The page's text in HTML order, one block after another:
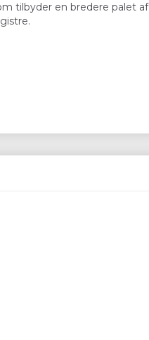
tilbyder en bredere palet